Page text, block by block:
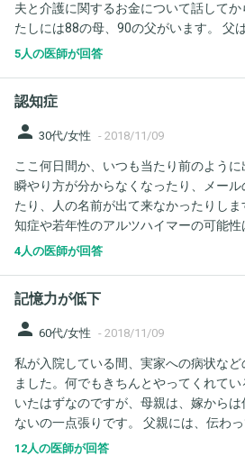
なっていました。 しかし入院が１ヶ月ほど経ち、リハビリ病院へ
の転院日を伝えた日(３日前)から様子が
ひどくて、表情もうつろで勝手に立ち上
うですし、一見普通なのですが、妄想が
いない約束の話をしてきます。 これは、認知症の悪化なのでしょ
妄なのでしょうか。そうであれば、こ
でしょうか。 本人は当初、急性期入院(
きると思っていたようで、リハビリ病
した。ただしその後に了承しており、
があったから話を進めていいかと確認し
夫と介護に関するお金について話してか
たしには88の母、90の父がいます。 父
に入れる予算がなく、 悩んでいます。 しかし私自身、去年、脳梗
でしょう。
5人の医師が回答
認知症
person 30代/女性 - 2018/11/09
ここ何日間か、いつも当たり前のよう
瞬やり方が分からなくなったり、メー
たり、人の名前が出て来なかったりし
知症や若年性のアルツハイマーの可能性
で色々なことがあり、パニック障害では
4人の医師が回答
記憶力が低下
person 60代/女性 - 2018/11/09
私が入院している間、実家への病状な
ました。何でもきちんとやってくれて
いたはずなのですが、母親は、嫁から
ないの一点張りです。 父親には、伝わ
嫁からは、両親が揃っているときに話を
12人の医師が回答